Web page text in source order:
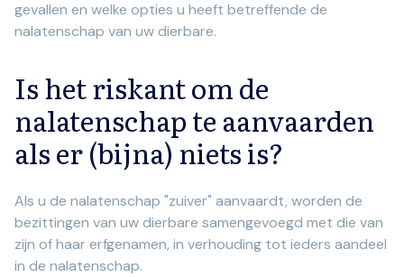
gevallen en welke opties u heeft betreffende de
nalatenschap van uw dierbare.
Is het riskant om de
nalatenschap te aanvaarden
als er (bijna) niets is?
Als u de nalatenschap "zuiver" aanvaardt, worden de
bezittingen van uw dierbare samengevoegd met die van
zijn of haar erfgenamen, in verhouding tot ieders aandeel
in de nalatenschap.